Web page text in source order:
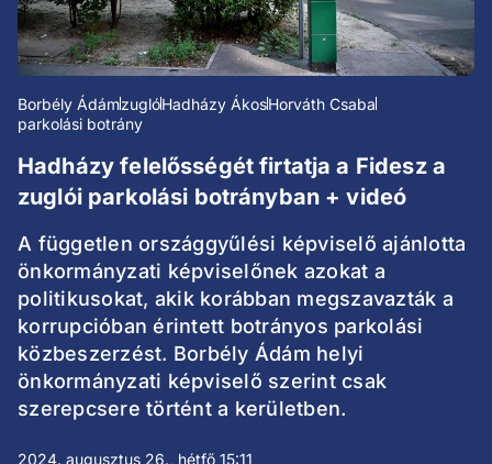
Borbély ÁdámzuglóHadházy ÁkosHorváth Csaba
parkolási botrány
Hadházy felelősségét firtatja a Fidesz a
zuglói parkolási botrányban + videó
A független országgyűlési képviselő ajánlotta
önkormányzati képviselőnek azokat a
politikusokat, akik korábban megszavazták a
korrupcióban érintett botrányos parkolási
közbeszerzést. Borbély Ádám helyi
önkormányzati képviselő szerint csak
szerepcsere történt a kerületben.
2024. augusztus 26., hétfő 15:11